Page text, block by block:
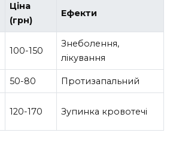
Ціна
(грн)
Ефекти
100-150
Знеболення,
лікування
50-80 Протизапальний
120-170 Зупинка кровотечі